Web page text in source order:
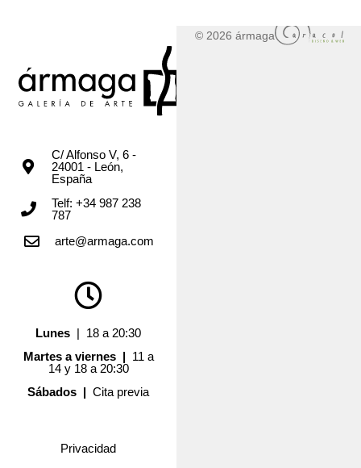
C/ Alfonso V, 6 -
24001 - León,
España
Telf: +34 987 238
787
arte@armaga.com
Lunes | 18 a 20:30
Martes a viernes | 11 a
14 y 18 a 20:30
Sábados |Cita previa
Privacidad
© 2026 ármaga